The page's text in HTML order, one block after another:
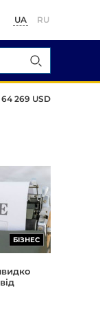
UA RU
64 269 USD
БІЗНЕС